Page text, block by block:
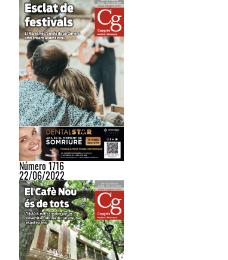
Número 1716
22/06/2022